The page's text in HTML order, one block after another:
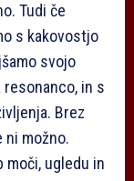
Tudi če
s kakovostjo
svojo
in s
Brez
ni možno.
moči, ugledu in